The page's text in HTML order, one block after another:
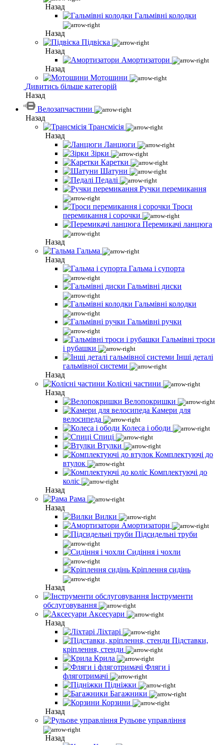
Назад
Гальмівні колодки
Назад
Підвіска
Назад
Амортизатори
Назад
Мотошини
Дивитись більше категорій
Назад
Велозапчастини
Назад
Трансмісія
Назад
Ланцюги
Зірки
Каретки
Шатуни
Педалі
Ручки перемикання
Троси
перемикання і сорочки
Перемикачі ланцюга
Назад
Гальма
Назад
Гальма і супорта
Гальмівні диски
Гальмівні колодки
Гальмівні ручки
Гальмівні троси
і рубашки
Інші деталі
гальмівної системи
Назад
Колісні частини
Назад
Велопокришки
Камери для
велосипеда
Колеса і ободи
Спиці
Втулки
Комплектуючі до
втулок
Комплектуючі до
коліс
Назад
Рама
Назад
Вилки
Амортизатори
Підсидельні труби
Сидіння і чохли
Кріплення сидінь
Назад
Інструменти
обслуговування
Аксесуари
Назад
Ліхтарі
Підставки,
кріплення, стенди
Крила
Фляги і
фляготримачі
Підніжки
Багажники
Корзини
Назад
Рульове управління
Назад